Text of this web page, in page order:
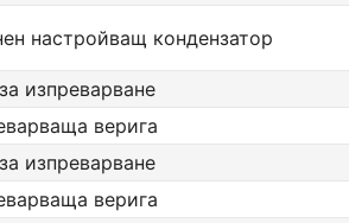
настройващ кондензатор
изпреварване
верига
изпреварване
верига